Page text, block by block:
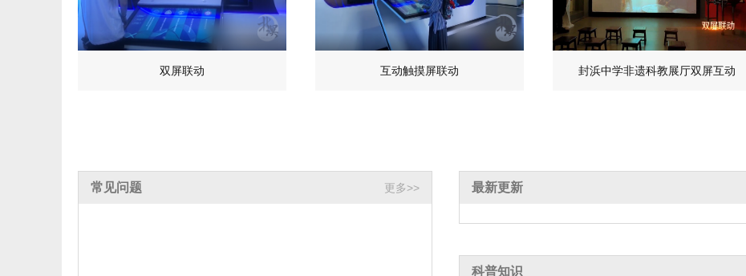
双屏联动 互动触摸屏联动 封浜中学非遗科教展厅双屏互动
常见问题 更多>> 最新更新
科普知识